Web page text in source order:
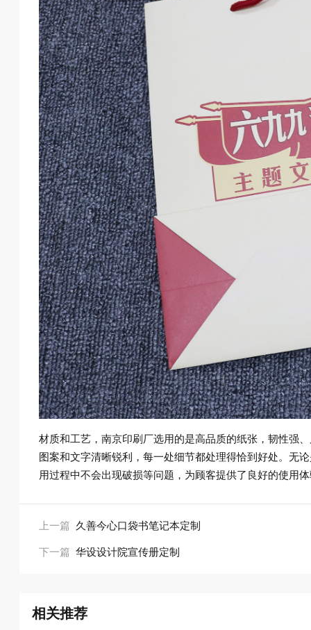
材质和工艺，南京印刷厂选用的是高品质的纸张，韧性强
图案和文字清晰锐利，每一处细节都处理得恰到好处。无
用过程中不会出现破损等问题，为顾客提供了良好的使用
上一篇 久善今心口袋书笔记本定制
下一篇 华设设计院宣传册定制
相关推荐